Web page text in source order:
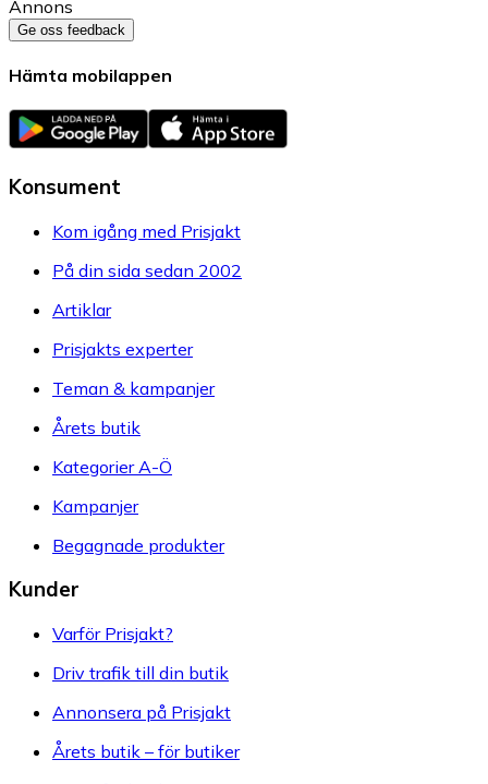
Annons
Ge oss feedback
Hämta mobilappen
Konsument
Kom igång med Prisjakt
På din sida sedan 2002
Artiklar
Prisjakts experter
Teman & kampanjer
Årets butik
Kategorier A-Ö
Kampanjer
Begagnade produkter
Kunder
Varför Prisjakt?
Driv trafik till din butik
Annonsera på Prisjakt
Årets butik – för butiker